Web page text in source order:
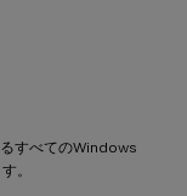
すべてのWindows
。